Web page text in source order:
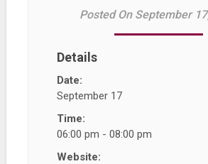
Posted On September
Details
Date:
September 17
Time:
06:00 pm - 08:00 pm
Website: